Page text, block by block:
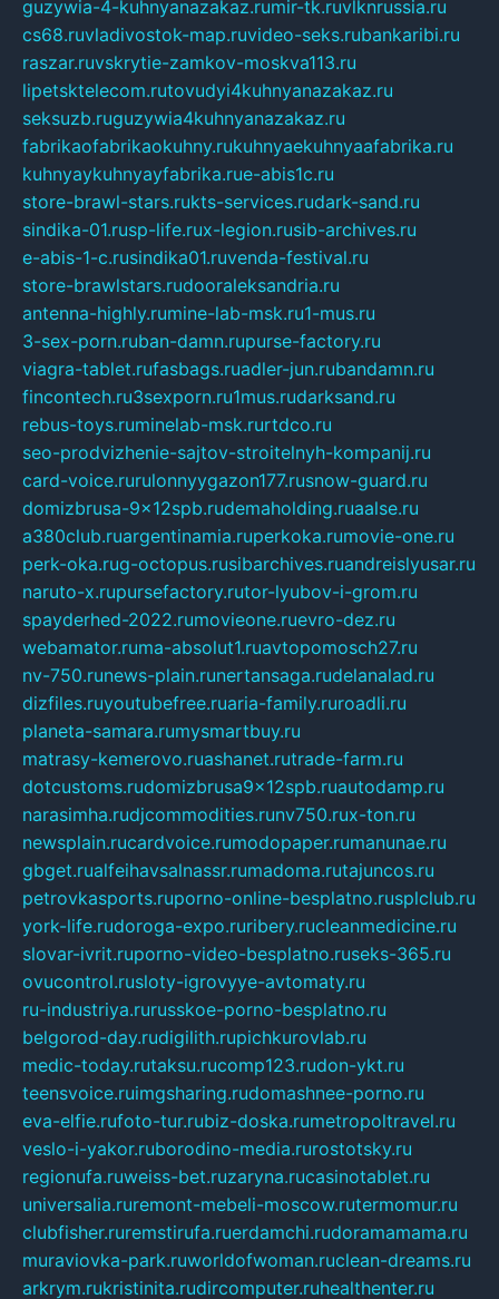
guzywia-4-kuhnyanazakaz.rumir-tk.ruvlknrussia.ru
cs68.ruvladivostok-map.ruvideo-seks.rubankaribi.ru
raszar.ruvskrytie-zamkov-moskva113.ru
lipetsktelecom.rutovudyi4kuhnyanazakaz.ru
seksuzb.ruguzywia4kuhnyanazakaz.ru
fabrikaofabrikaokuhny.rukuhnyaekuhnyaafabrika.ru
kuhnyaykuhnyayfabrika.rue-abis1c.ru
store-brawl-stars.rukts-services.rudark-sand.ru
sindika-01.rusp-life.rux-legion.rusib-archives.ru
e-abis-1-c.rusindika01.ruvenda-festival.ru
store-brawlstars.rudooraleksandria.ru
antenna-highly.rumine-lab-msk.ru1-mus.ru
3-sex-porn.ruban-damn.rupurse-factory.ru
viagra-tablet.rufasbags.ruadler-jun.rubandamn.ru
fincontech.ru3sexporn.ru1mus.rudarksand.ru
rebus-toys.ruminelab-msk.rurtdco.ru
seo-prodvizhenie-sajtov-stroitelnyh-kompanij.ru
card-voice.rurulonnyygazon177.rusnow-guard.ru
domizbrusa-9x12spb.rudemaholding.ruaalse.ru
a380club.ruargentinamia.ruperkoka.rumovie-one.ru
perk-oka.rug-octopus.rusibarchives.ruandreislyusar.ru
naruto-x.rupursefactory.rutor-lyubov-i-grom.ru
spayderhed-2022.rumovieone.ruevro-dez.ru
webamator.ruma-absolut1.ruavtopomosch27.ru
nv-750.runews-plain.runertansaga.rudelanalad.ru
dizfiles.ruyoutubefree.ruaria-family.ruroadli.ru
planeta-samara.rumysmartbuy.ru
matrasy-kemerovo.ruashanet.rutrade-farm.ru
dotcustoms.rudomizbrusa9x12spb.ruautodamp.ru
narasimha.rudjcommodities.runv750.rux-ton.ru
newsplain.rucardvoice.rumodopaper.rumanunae.ru
gbget.rualfeihavsalnassr.rumadoma.rutajuncos.ru
petrovkasports.ruporno-online-besplatno.rusplclub.ru
york-life.rudoroga-expo.ruribery.rucleanmedicine.ru
slovar-ivrit.ruporno-video-besplatno.ruseks-365.ru
ovucontrol.rusloty-igrovyye-avtomaty.ru
ru-industriya.rurusskoe-porno-besplatno.ru
belgorod-day.rudigilith.rupichkurovlab.ru
medic-today.rutaksu.rucomp123.rudon-ykt.ru
teensvoice.ruimgsharing.rudomashnee-porno.ru
eva-elfie.rufoto-tur.rubiz-doska.rumetropoltravel.ru
veslo-i-yakor.ruborodino-media.rurostotsky.ru
regionufa.ruweiss-bet.ruzaryna.rucasinotablet.ru
universalia.ruremont-mebeli-moscow.rutermomur.ru
clubfisher.ruremstirufa.ruerdamchi.rudoramamama.ru
muraviovka-park.ruworldofwoman.ruclean-dreams.ru
arkrym.rukristinita.rudircomputer.ruhealthenter.ru